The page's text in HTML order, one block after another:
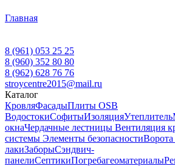
Главная
8 (961) 053 25 25
8 (960) 352 80 80
8 (962) 628 76 76
stroycentre2015@mail.ru
Каталог
КровляФасадыПлиты OSB
ВодостокиСофитыИзоляцияУтеплитель
окнаЧердачные лестницы Вентиляция
системы Элементы безопасности
лакиЗаборыСэндвич-
панелиСептикиПогребагеоматериалы